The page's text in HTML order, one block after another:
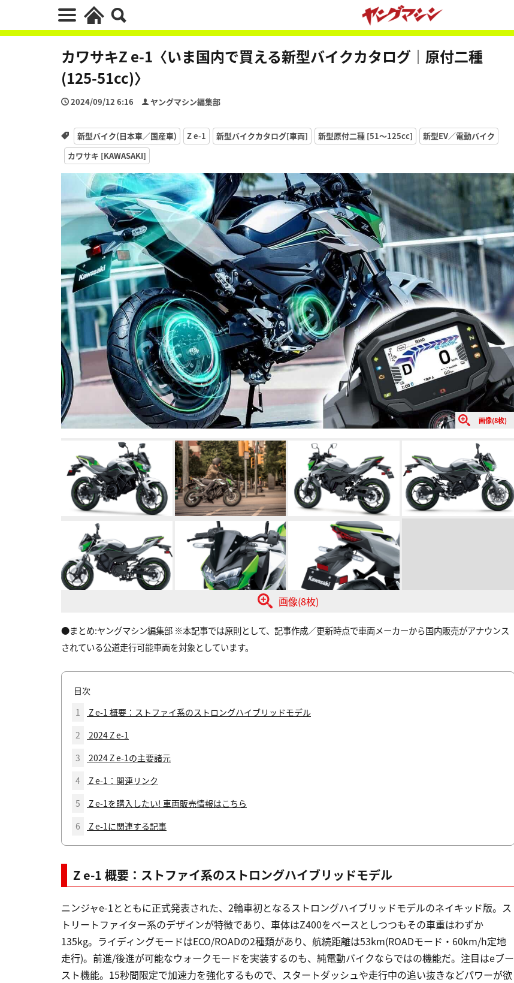
カワサキZ e-1〈いま国内で買える新型バイクカタログ｜原付二種
(125-51cc)〉
2024/09/12 6:16 ヤングマシン編集部
新型バイク(日本車／国産車) Z e-1 新型バイクカタログ[車両] 新型原付二種 [51〜125cc]
新型EV／電動バイク
カワサキ [KAWASAKI]
画像(8枚)
画像(8枚)
●まとめ:ヤングマシン編集部 ※本記事では原則として、記事作成／更新時点で車両メーカーから国内販売がアナウンス
されている公道走行可能車両を対象としています。
目次
1
Z e-1 概要：ストファイ系のストロングハイブリッドモデル
2
2024 Z e-1
3
2024 Z e-1の主要諸元
4
Z e-1：関連リンク
5
Z e-1を購入したい! 車両販売情報はこちら
6
Z e-1に関連する記事
Z e-1 概要：ストファイ系のストロングハイブリッドモデル
ニンジャe-1とともに正式発表された、2輪車初となるストロングハイブリッドモデルのネイキッド版。ス
トリートファイター系のデザインが特徴であり、車体はZ400をベースとしつつもその車重はわずか
135kg。ライディングモードはECO/ROADの2種類があり、航続距離は53km(ROADモード・60km/h定地
走行)。前進/後進が可能なウォークモードを実装するのも、純電動バイクならではの機能だ。注目はeブー
スト機能。15秒間限定で加速力を強化するもので、スタートダッシュや走行中の追い抜きなどパワーが欲